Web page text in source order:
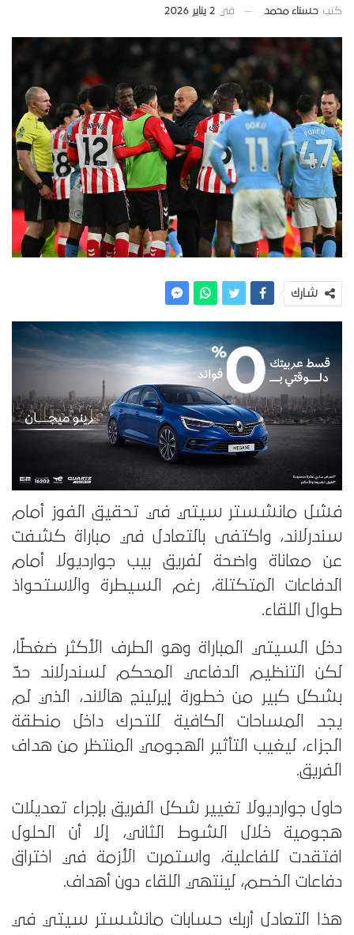
كتب حسناء محمد في 2 يناير 2026
شارك
فشل مانشستر سيتي في تحقيق الفوز أمام
سندرلاند، واكتفى بالتعادل في مباراة كشفت
عن معاناة واضحة لفريق بيب جوارديولا أمام
الدفاعات المتكتلة، رغم السيطرة والاستحواذ
طوال اللقاء.
دخل السيتي المباراة وهو الطرف الأكثر ضغطًا،
لكن التنظيم الدفاعي المحكم لسندرلاند حدّ
بشكل كبير من خطورة إيرلينج هالاند، الذي لم
يجد المساحات الكافية للتحرك داخل منطقة
الجزاء، ليغيب التأثير الهجومي المنتظر من هداف
الفريق.
حاول جوارديولا تغيير شكل الفريق بإجراء تعديلات
هجومية خلال الشوط الثاني، إلا أن الحلول
افتقدت للفاعلية، واستمرت الأزمة في اختراق
دفاعات الخصم، لينتهي اللقاء دون أهداف.
هذا التعادل أربك حسابات مانشستر سيتي في